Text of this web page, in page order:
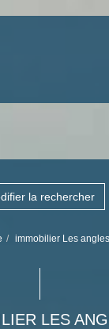
la rechercher
immobilier Les angles
LES